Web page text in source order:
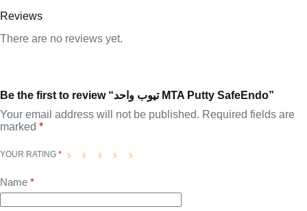
Reviews
There are no reviews yet.
Be the first to review “تيوب واحد MTA Putty SafeEndo”
Your email address will not be published. Required fields are
marked *
YOUR RATING *
Name *